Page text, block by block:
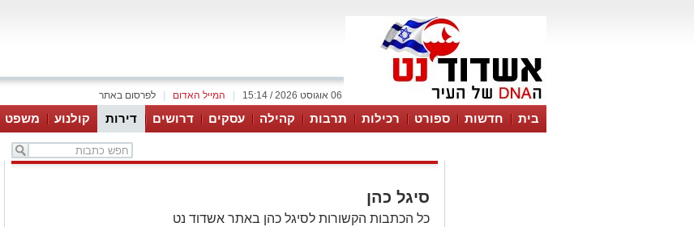
לפרסום באתר המייל האדום 06 אוגוסט 2026 / 15:14
בית חדשות ספורט רכילות תרבות קהילה עסקים דרושים דירות קולנוע משפט
סיגל כהן
כל הכתבות הקשורות לסיגל כהן באתר אשדוד נט